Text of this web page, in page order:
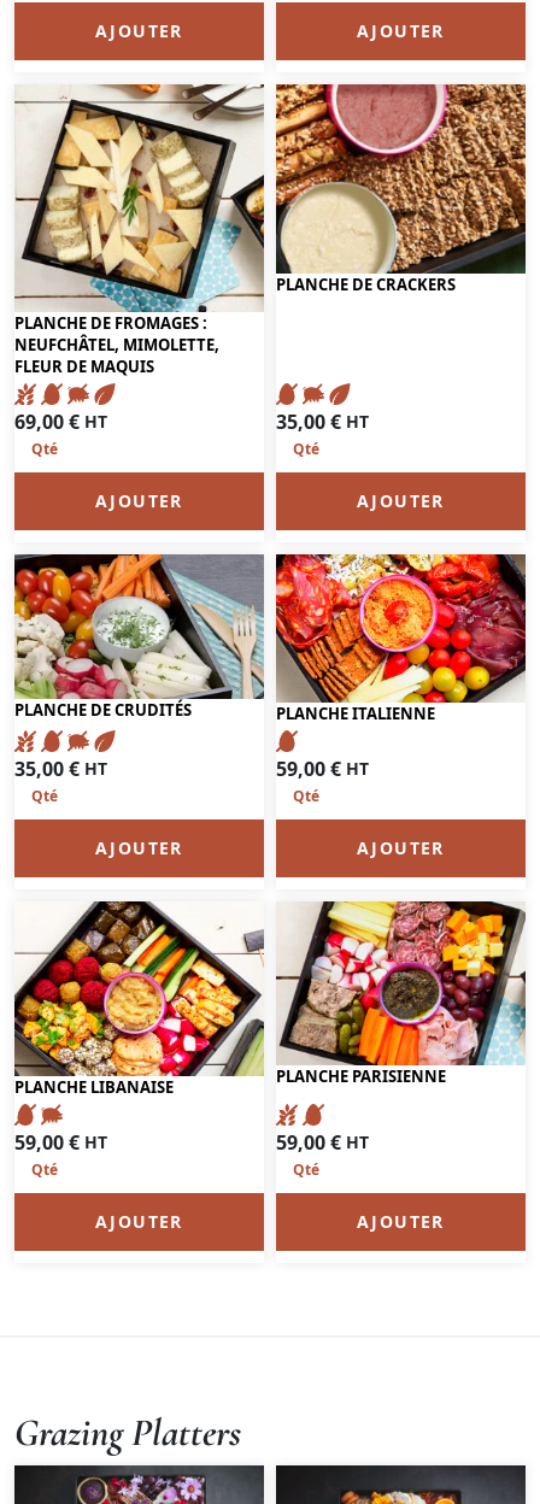
AJOUTER AJOUTER
PLANCHE DE FROMAGES :
NEUFCHÂTEL, MIMOLETTE,
FLEUR DE MAQUIS
69,00€ HT
AJOUTER
PLANCHE DE CRACKERS
35,00€ HT
AJOUTER
PLANCHE DE CRUDITÉS
35,00€ HT
AJOUTER
PLANCHE ITALIENNE
59,00€ HT
AJOUTER
PLANCHE LIBANAISE
59,00€ HT
AJOUTER
PLANCHE PARISIENNE
59,00€ HT
AJOUTER
Grazing Platters